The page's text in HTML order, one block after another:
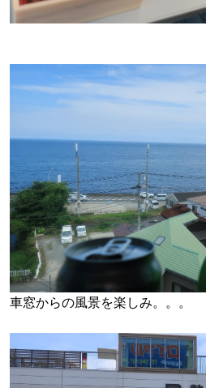
車窓からの風景を楽しみ。。。